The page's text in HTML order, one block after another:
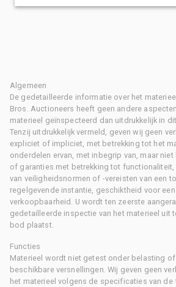
Algemeen
De gedetailleerde informatie over het
Bros. Auctioneers heeft geen andere
materieel geïnspecteerd dan uitdrukkelijk in
Tenzij uitdrukkelijk vermeld, geven wij geen
expliciet of impliciet, met betrekking tot het
onderdelen ervan, met inbegrip van, maar
of garanties met betrekking tot
van veiligheidsnormen of -vereisten van een
regelgevende instantie, geschiktheid voor
verkoopbaarheid. U wordt ten zeerste
gedetailleerde inspectie van het materieel uit
bod plaatst.
Functies
Materieel wordt niet getest onder belasting
beschikbare versnellingen. Wij geven geen
het materieel volgens de specificaties van de